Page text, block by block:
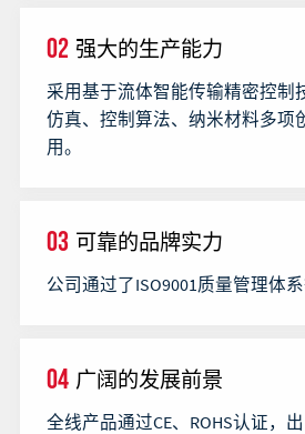
02 强大的生产能力
采用基于流体智能传输精密控制
仿真、控制算法、纳米材料多项
用。
03 可靠的品牌实力
公司通过了ISO9001质量管理体系
04 广阔的发展前景
全线产品通过CE、ROHS认证，